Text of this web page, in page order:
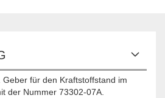
für den Kraftstoffstand im
der Nummer 73302-07A.